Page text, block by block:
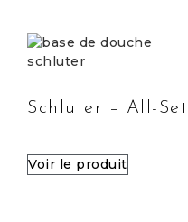
Schluter – All-Set
Voir le produit